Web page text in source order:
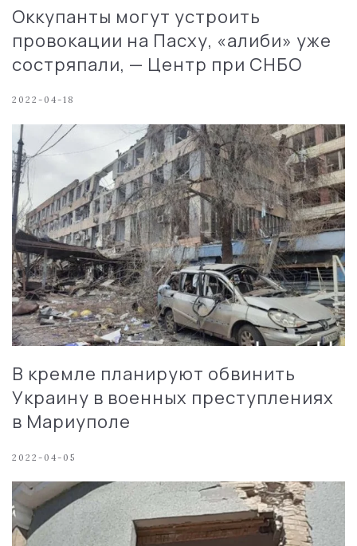
Оккупанты могут устроить
провокации на Пасху, «алиби» уже
состряпали, — Центр при СНБО
2022-04-18
В кремле планируют обвинить
Украину в военных преступлениях
в Мариуполе
2022-04-05